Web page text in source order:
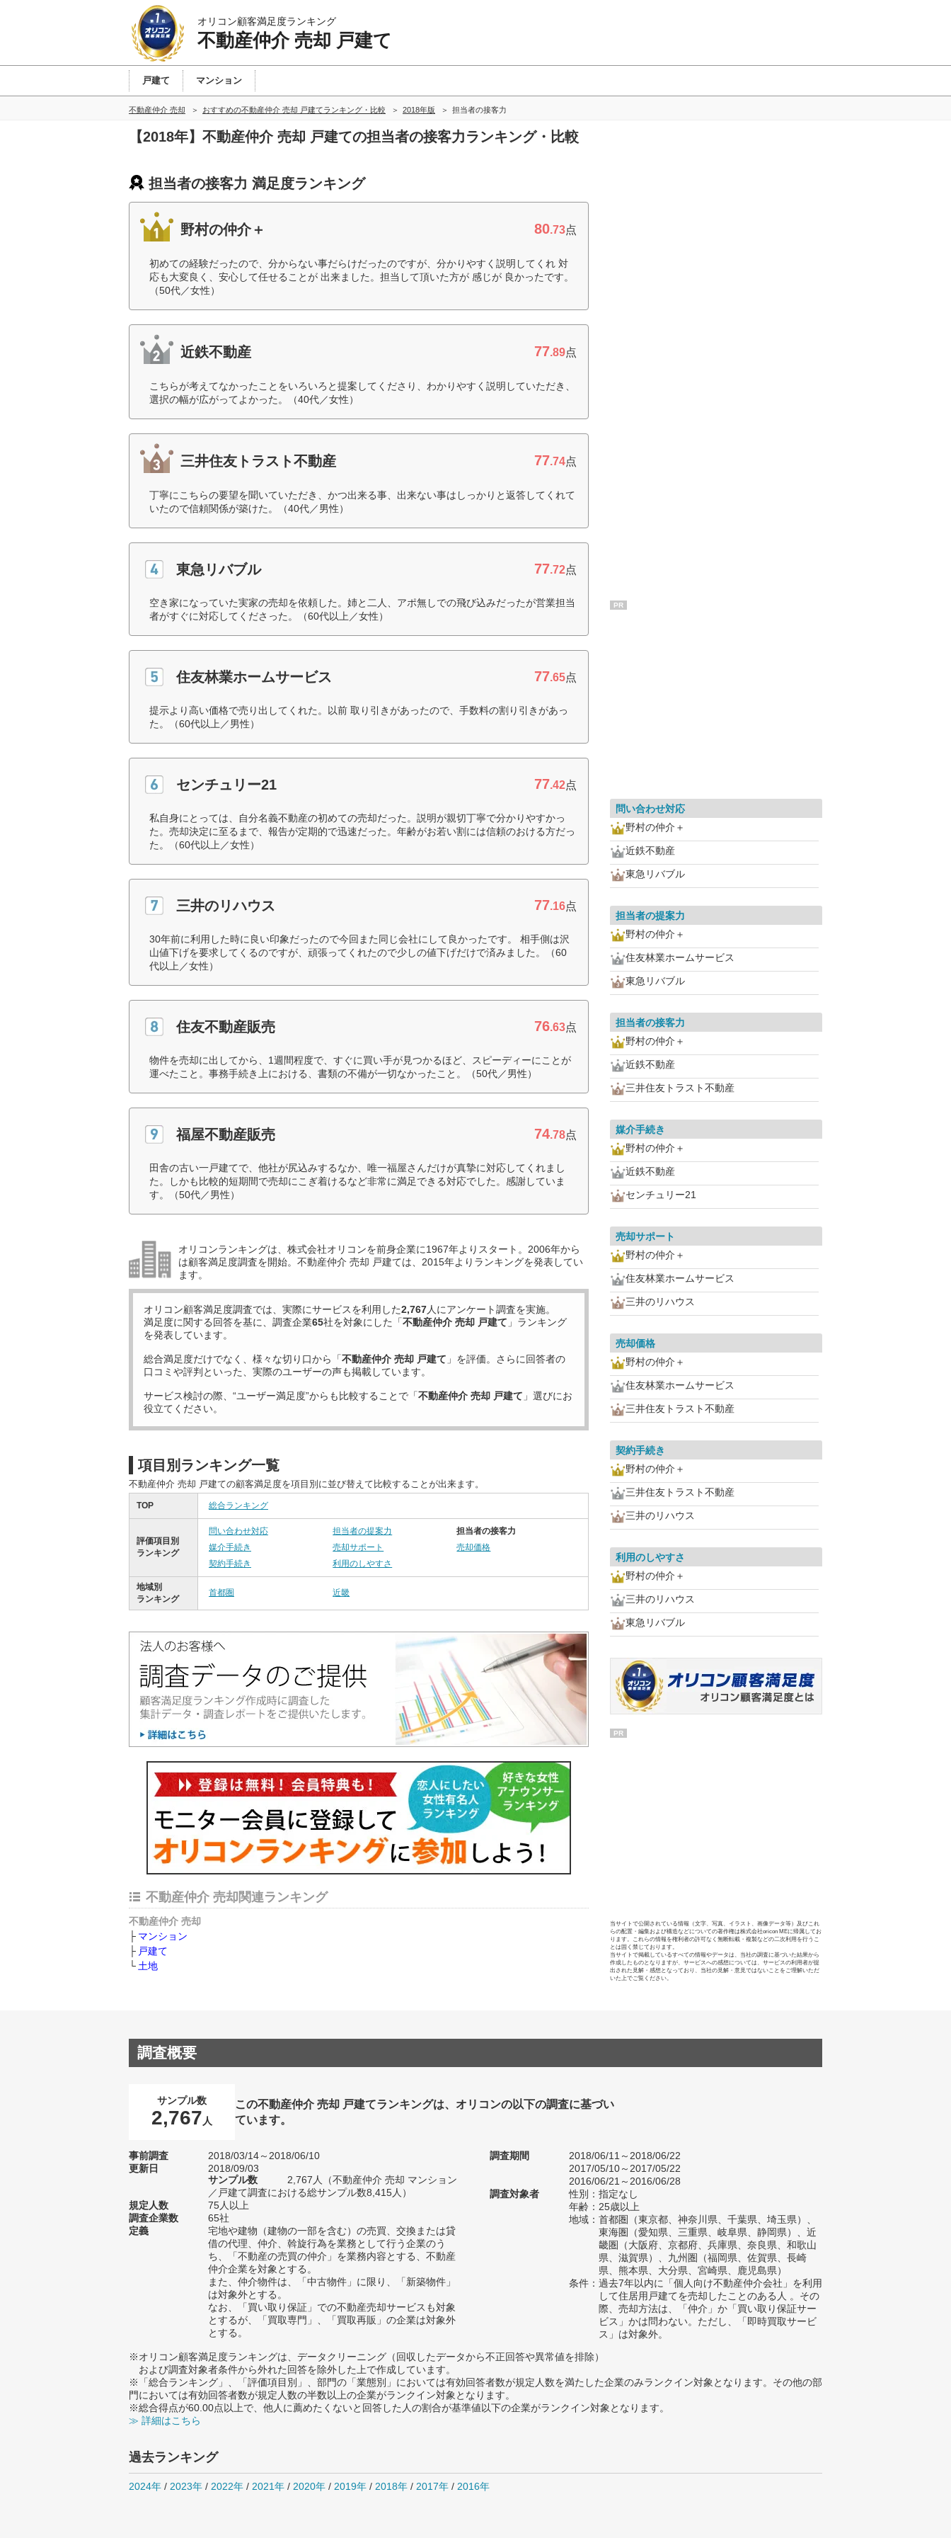
オリコン顧客満足度ランキング
不動産仲介 売却 戸建て
戸建て マンション
不動産仲介 売却 おすすめの不動産仲介 売却 戸建てランキング・比較 2018年版 担当者の接客力
【2018年】不動産仲介 売却 戸建ての担当者の接客力ランキング・比較
担当者の接客力 満足度ランキング
野村の仲介＋ 80.73点
初めての経験だったので、分からない事だらけだったのですが、分かりやすく説明してくれ 対
応も大変良く、安心して任せることが 出来ました。担当して頂いた方が 感じが 良かったです。
（50代／女性）
近鉄不動産 77.89点
こちらが考えてなかったことをいろいろと提案してくださり、わかりやすく説明していただき、
選択の幅が広がってよかった。（40代／女性）
三井住友トラスト不動産 77.74点
丁寧にこちらの要望を聞いていただき、かつ出来る事、出来ない事はしっかりと返答してくれて
いたので信頼関係が築けた。（40代／男性）
東急リバブル 77.72点
空き家になっていた実家の売却を依頼した。姉と二人、アポ無しでの飛び込みだったが営業担当
者がすぐに対応してくださった。（60代以上／女性）
住友林業ホームサービス 77.65点
提示より高い価格で売り出してくれた。以前 取り引きがあったので、手数料の割り引きがあっ
た。（60代以上／男性）
センチュリー21 77.42点
私自身にとっては、自分名義不動産の初めての売却だった。説明が親切丁寧で分かりやすかっ
た。売却決定に至るまで、報告が定期的で迅速だった。年齢がお若い割には信頼のおける方だっ
た。（60代以上／女性）
三井のリハウス 77.16点
30年前に利用した時に良い印象だったので今回また同じ会社にして良かったです。 相手側は沢
山値下げを要求してくるのですが、頑張ってくれたので少しの値下げだけで済みました。（60
代以上／女性）
住友不動産販売 76.63点
物件を売却に出してから、1週間程度で、すぐに買い手が見つかるほど、スピーディーにことが
運べたこと。事務手続き上における、書類の不備が一切なかったこと。（50代／男性）
福屋不動産販売 74.78点
田舎の古い一戸建てで、他社が尻込みするなか、唯一福屋さんだけが真摯に対応してくれまし
た。しかも比較的短期間で売却にこぎ着けるなど非常に満足できる対応でした。感謝していま
す。（50代／男性）
オリコンランキングは、株式会社オリコンを前身企業に1967年よりスタート。2006年から
は顧客満足度調査を開始。不動産仲介 売却 戸建ては、2015年よりランキングを発表してい
ます。
オリコン顧客満足度調査では、実際にサービスを利用した2,767人にアンケート調査を実施。
満足度に関する回答を基に、調査企業65社を対象にした「不動産仲介 売却 戸建て 」ランキング
を発表しています。
総合満足度だけでなく、様々な切り口から「不動産仲介 売却 戸建て 」を評価。さらに回答者の
口コミや評判といった、実際のユーザーの声も掲載しています。
サービス検討の際、“ユーザー満足度”からも比較することで「不動産仲介 売却 戸建て 」選びにお
役立てください。
項目別ランキング一覧
不動産仲介 売却 戸建ての顧客満足度を項目別に並び替えて比較することが出来ます。
TOP 総合ランキング
評価項目別
ランキング
問い合わせ対応 担当者の提案力
担当者の接客力
媒介手続き
売却サポート
売却価格
契約手続き
利用のしやすさ
地域別
ランキング
首都圏 近畿
不動産仲介 売却関連ランキング
不動産仲介 売却
マンション
戸建て
土地
PR
問い合わせ対応
野村の仲介＋
近鉄不動産
東急リバブル
担当者の提案力
野村の仲介＋
住友林業ホームサービス
東急リバブル
担当者の接客力
野村の仲介＋
近鉄不動産
三井住友トラスト不動産
媒介手続き
野村の仲介＋
近鉄不動産
センチュリー21
売却サポート
野村の仲介＋
住友林業ホームサービス
三井のリハウス
売却価格
野村の仲介＋
住友林業ホームサービス
三井住友トラスト不動産
契約手続き
野村の仲介＋
三井住友トラスト不動産
三井のリハウス
利用のしやすさ
野村の仲介＋
三井のリハウス
東急リバブル
PR
当サイトで公開されている情報（文字、写真、イラスト、画像データ等）及びこれ
らの配置・編集および構造などについての著作権は株式会社oricon MEに帰属してお
ります。これらの情報を権利者の許可なく無断転載・複製などの二次利用を行うこ
とは固く禁じております。
当サイトで掲載しているすべての情報やデータは、当社の調査に基づいた結果から
作成したものとなりますが、サービスへの感想については、サービスの利用者が提
出された見解・感想となっており、当社の見解・意見ではないことをご理解いただ
いた上でご覧ください。
調査概要
サンプル数
2,767 人
この不動産仲介 売却 戸建てランキングは、オリコンの以下の調査に基づい
ています。
事前調査
2018/03/14～2018/06/10
更新日
2018/09/03
サンプル数
2,767人（不動産仲介 売却 マンション
／戸建て調査における総サンプル数8,415人）
規定人数
75人以上
調査企業数
65社
定義
宅地や建物（建物の一部を含む）の売買、交換または貸
借の代理、仲介、斡旋行為を業務として行う企業のう
ち、「不動産の売買の仲介」を業務内容とする、不動産
仲介企業を対象とする。
また、仲介物件は、「中古物件」に限り、「新築物件」
は対象外とする。
なお、「買い取り保証」での不動産売却サービスも対象
とするが、「買取専門」、「買取再販」の企業は対象外
とする。
調査期間
2018/06/11～2018/06/22
2017/05/10～2017/05/22
2016/06/21～2016/06/28
調査対象者
性別：指定なし
年齢：25歳以上
地域：首都圏（東京都、神奈川県、千葉県、埼玉県）、
東海圏（愛知県、三重県、岐阜県、静岡県）、近
畿圏（大阪府、京都府、兵庫県、奈良県、和歌山
県、滋賀県）、九州圏（福岡県、佐賀県、長崎
県、熊本県、大分県、宮崎県、鹿児島県）
条件：過去7年以内に「個人向け不動産仲介会社」を利用
して住居用戸建てを売却したことのある人 。その
際、売却方法は、「仲介」か「買い取り保証サー
ビス」かは問わない。ただし、「即時買取サービ
ス」は対象外。
※オリコン顧客満足度ランキングは、データクリーニング（回収したデータから不正回答や異常値を排除）
および調査対象者条件から外れた回答を除外した上で作成しています。
※「総合ランキング」、「評価項目別」、部門の「業態別」においては有効回答者数が規定人数を満たした企業のみランクイン対象となります。その他の部
門においては有効回答者数が規定人数の半数以上の企業がランクイン対象となります。
※総合得点が60.00点以上で、他人に薦めたくないと回答した人の割合が基準値以下の企業がランクイン対象となります。
≫ 詳細はこちら
過去ランキング
2024年 / 2023年 / 2022年 / 2021年 / 2020年 / 2019年 / 2018年 / 2017年 / 2016年